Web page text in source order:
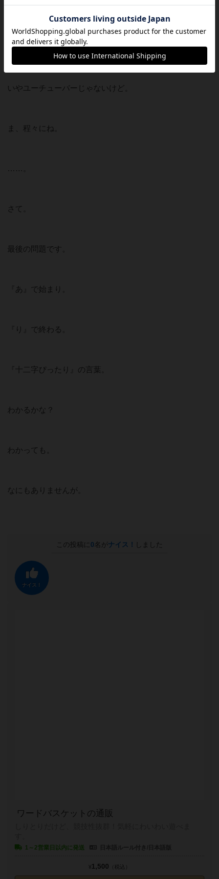
石を投げないでください！
投げるならスパチャを投げてください！
いやユーチューバーじゃないけど。
ま、程々にね。
……。
さて。
最後の問題です。
『あ』で始まり。
『り』で終わる。
『十二字ぴったり』の言葉。
わかるかな？
わかっても。
なにもありませんが。
この投稿に 0名がナイス！ しました
ナイス！
ワードバスケットの通販
1～2営業日以内に発送
¥1,500 （税込）